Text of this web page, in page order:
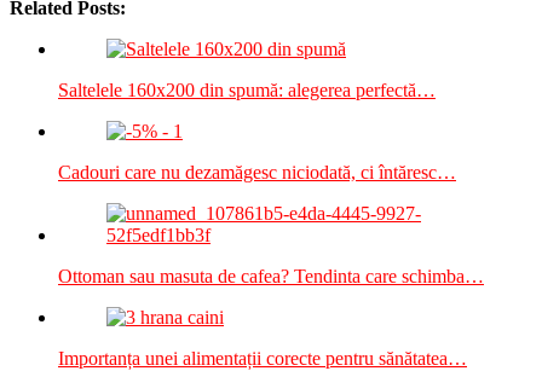
Related Posts:
Saltelele 160x200 din spumă: alegerea perfectă…
Cadouri care nu dezamăgesc niciodată, ci întăresc…
Ottoman sau masuta de cafea? Tendinta care schimba…
Importanța unei alimentații corecte pentru sănătatea…